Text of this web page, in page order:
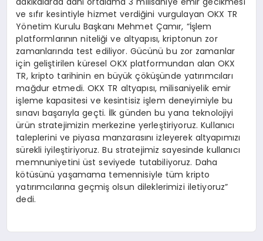
ve sıfır kesintiyle hizmet verdiğini vurgulayan OKX TR
Yönetim Kurulu Başkanı Mehmet Çamır, “İşlem
platformlarının niteliği ve altyapısı, kriptonun zor
zamanlarında test ediliyor. Gücünü bu zor zamanlar
için geliştirilen küresel OKX platformundan alan OKX
TR, kripto tarihinin en büyük çöküşünde yatırımcıları
mağdur etmedi. OKX TR altyapısı, milisaniyelik emir
işleme kapasitesi ve kesintisiz işlem deneyimiyle bu
sınavı başarıyla geçti. İlk günden bu yana teknolojiyi
ürün stratejimizin merkezine yerleştiriyoruz. Kullanıcı
taleplerini ve piyasa manzarasını izleyerek altyapımızı
sürekli iyileştiriyoruz. Bu stratejimiz sayesinde kullanıcı
memnuniyetini üst seviyede tutabiliyoruz. Daha
kötüsünü yaşamama temennisiyle tüm kripto
yatırımcılarına geçmiş olsun dileklerimizi iletiyoruz”
dedi.